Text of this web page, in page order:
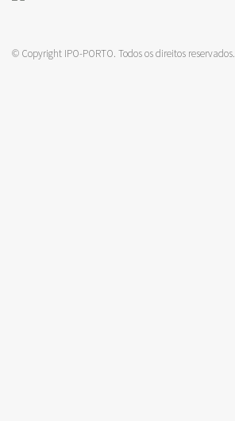
© Copyright IPO-PORTO. Todos os direitos reservados.